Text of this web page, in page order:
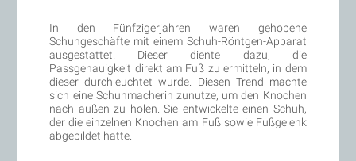
In den Fünfzigerjahren waren gehobene
Schuhgeschäfte mit einem Schuh-Röntgen-Apparat
ausgestattet. Dieser diente dazu, die
Passgenauigkeit direkt am Fuß zu ermitteln, in dem
dieser durchleuchtet wurde. Diesen Trend machte
sich eine Schuhmacherin zunutze, um den Knochen
nach außen zu holen. Sie entwickelte einen Schuh,
der die einzelnen Knochen am Fuß sowie Fußgelenk
abgebildet hatte.